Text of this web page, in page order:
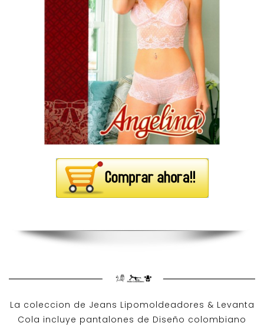
La coleccion de Jeans Lipomoldeadores & Levanta
Cola incluye pantalones de Diseño colombiano